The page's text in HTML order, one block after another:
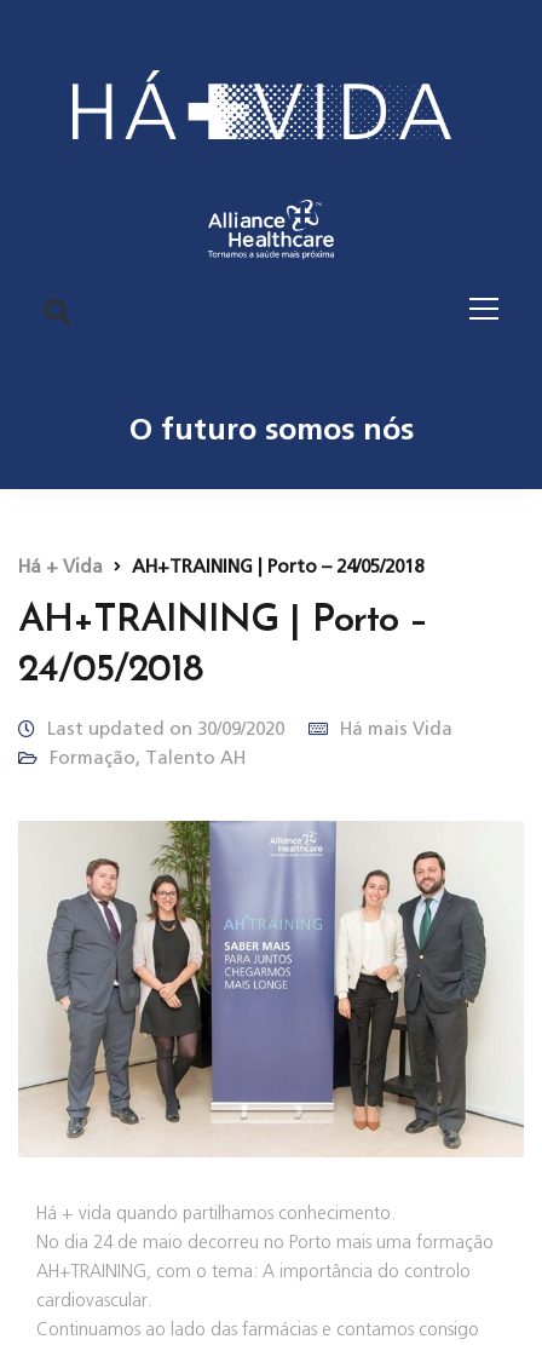
O futuro somos nós
Há + Vida AH+TRAINING | Porto – 24/05/2018
AH+TRAINING | Porto –
24/05/2018
Last updated on 30/09/2020
Há mais Vida
Formação, Talento AH
Há + vida quando partilhamos conhecimento.
No dia 24 de maio decorreu no Porto mais uma formação
AH+TRAINING, com o tema: A importância do controlo
cardiovascular.
Continuamos ao lado das farmácias e contamos consigo